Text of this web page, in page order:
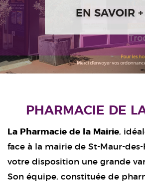
EN SAVOIR +
PHARMACIE DE
La Pharmacie de la Mairie,
face à la mairie de St-Maur-des-
votre disposition une grande
Son équipe, constituée de